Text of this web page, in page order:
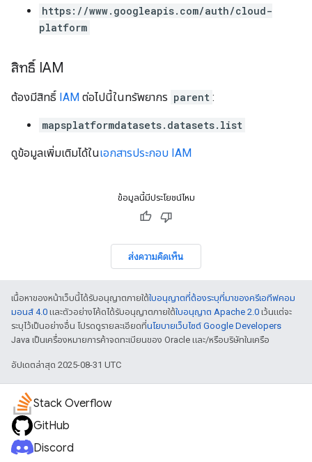
https://www.googleapis.com/auth/cloud-
platform
สิทธิ์ IAM
ต้องมีสิทธิ์ IAM ต่อไปนี้ในทรัพยากร parent :
mapsplatformdatasets.datasets.list
ดูข้อมูลเพิ่มเติมได้ในเอกสารประกอบ IAM
ข้อมูลนี้มีประโยชน์ไหม
ส่งความคิดเห็น
เนื้อหาของหน้าเว็บนี้ได้รับอนุญาตภายใต้ใบอนุญาตที่ต้องระบุที่มาของครีเอทีฟคอม
มอนส์ 4.0 และตัวอย่างโค้ดได้รับอนุญาตภายใต้ใบอนุญาต Apache 2.0 เว้นแต่จะ
ระบุไว้เป็นอย่างอื่น โปรดดูรายละเอียดที่นโยบายเว็บไซต์ Google Developers
Java เป็นเครื่องหมายการค้าจดทะเบียนของ Oracle และ/หรือบริษัทในเครือ
อัปเดตล่าสุด 2025-08-31 UTC
Stack Overflow
GitHub
Discord